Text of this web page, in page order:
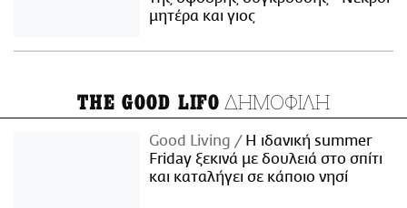
μητέρα και γιος
THE GOOD LIFO ΔΗΜΟΦΙΛΗ
Good Living
Η ιδανική summer
Friday ξεκινά με δουλειά στο σπίτι
και καταλήγει σε κάποιο νησί